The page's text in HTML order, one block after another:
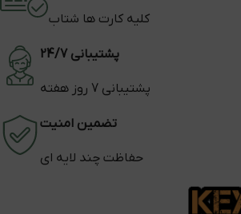
کلیه کارت ها شتاب
پشتیبانی 24/7
پشتیبانی 7 روز هفته
تضمین امنیت
حفاظت چند لایه ای